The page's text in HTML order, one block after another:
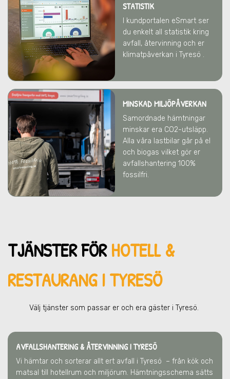
STATISTIK
I kundportalen eSmart ser
du enkelt all statistik kring
avfall, återvinning och er
klimatpåverkan i Tyresö .
MINSKAD MILJÖPÅVERKAN
Samordnade hämtningar
minskar era CO2-utsläpp.
Alla våra lastbilar går på el
och biogas vilket gör er
avfallshantering 100%
fossilfri.
TJÄNSTER FÖRHOTELL &
RESTAURANG I TYRESÖ
Välj tjänster som passar er och era gäster i Tyresö.
AVFALLSHANTERING & ÅTERVINNINGI TYRESÖ
Vi hämtar och sorterar allt ert avfall i Tyresö – från kök och
matsal till hotellrum och miljörum. Hämtningsschema sätts